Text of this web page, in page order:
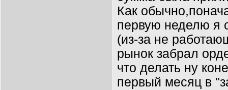
Как
первую неделю я
(из-за не
рынок забрал
что делать ну
первый месяц в